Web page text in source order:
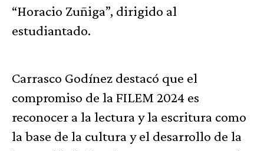
“Horacio Zuñiga”, dirigido al
estudiantado.
Carrasco Godínez destacó que el
compromiso de la FILEM 2024 es
reconocer a la lectura y la escritura como
la base de la cultura y el desarrollo de la